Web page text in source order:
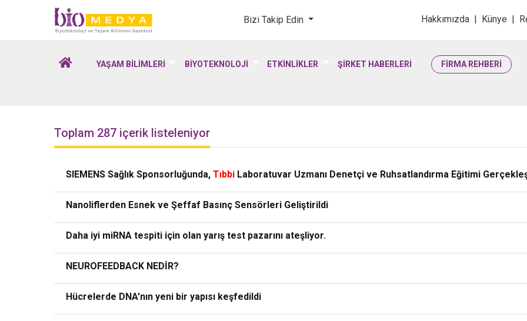
Biomedya - Biyoteknoloji & Yaşam
Bizi Takip Edin Hakkımızda | Künye |
YAŞAM BİLİMLERİ BİYOTEKNOLOJİ ETKİNLİKLER ŞİRKET HABERLERİ FİRMA REHBERİ
Toplam 287 içerik listeleniyor
SIEMENS Sağlık Sponsorluğunda, Tıbbi Laboratuvar Uzmanı Denetçi ve Ruhsatlandırma Eğitimi
Nanoliflerden Esnek ve Şeffaf Basınç Sensörleri Geliştirildi
Daha iyi miRNA tespiti için olan yarış test pazarını ateşliyor.
NEUROFEEDBACK NEDİR?
Hücrelerde DNA'nın yeni bir yapısı keşfedildi